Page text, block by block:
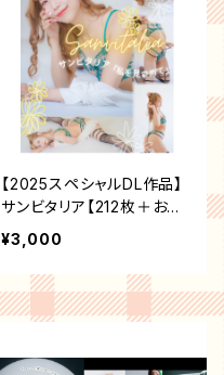
【2025スペシャルDL作品】
サンビタリア【212枚＋おま
け】
¥3,000